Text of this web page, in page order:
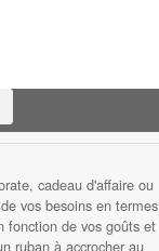
cadeau d'affaire ou
vos besoins en termes
fonction de vos goûts et
ruban à accrocher au